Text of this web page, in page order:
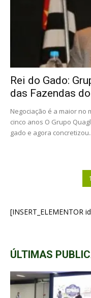
Rei do Gado:
das Fazendas
Negociação é a maior no
cinco anos O Grupo
gado e agora
1
[INSERT_ELEMENTOR
ÚLTIMAS